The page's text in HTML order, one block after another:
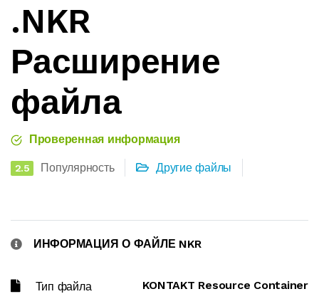
.NKR
Расширение
файла
Проверенная информация
2.5 Популярность Другие файлы
ИНФОРМАЦИЯ О ФАЙЛЕ NKR
Тип файла KONTAKT Resource Container